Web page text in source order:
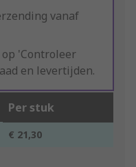
vanaf
op 'Controleer
en levertijden.
Per stuk
€ 21,30